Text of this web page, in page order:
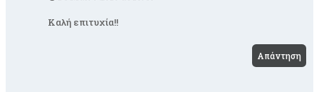
Καλή επιτυχία!!
Απάντηση